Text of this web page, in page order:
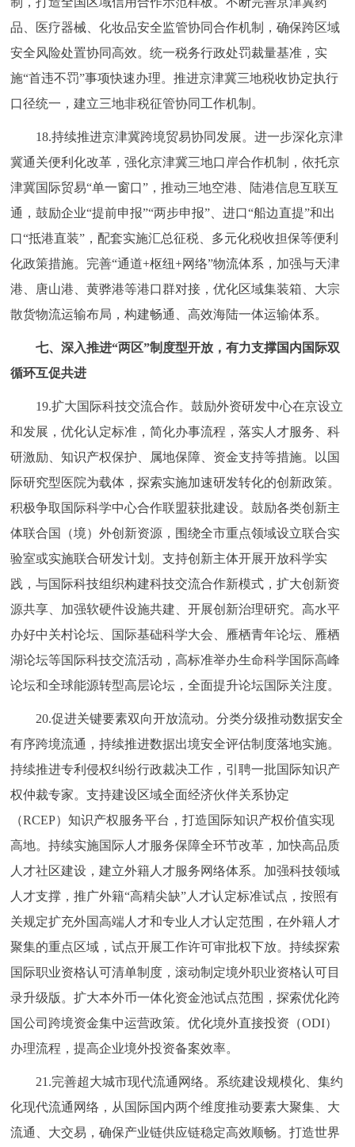
品、医疗器械、化妆品安全监管协同合作机制，确保跨区域
安全风险处置协同高效。统一税务行政处罚裁量基准，实
施“首违不罚”事项快速办理。推进京津冀三地税收协定执行
口径统一，建立三地非税征管协同工作机制。
18.持续推进京津冀跨境贸易协同发展。进一步深化京津
冀通关便利化改革，强化京津冀三地口岸合作机制，依托京
津冀国际贸易“单一窗口”，推动三地空港、陆港信息互联互
通，鼓励企业“提前申报”“两步申报”、进口“船边直提”和出
口“抵港直装”，配套实施汇总征税、多元化税收担保等便利
化政策措施。完善“通道+枢纽+网络”物流体系，加强与天津
港、唐山港、黄骅港等港口群对接，优化区域集装箱、大宗
散货物流运输布局，构建畅通、高效海陆一体运输体系。
七、深入推进“两区”制度型开放，有力支撑国内国际双
循环互促共进
19.扩大国际科技交流合作。鼓励外资研发中心在京设立
和发展，优化认定标准，简化办事流程，落实人才服务、科
研激励、知识产权保护、属地保障、资金支持等措施。以国
际研究型医院为载体，探索实施加速研发转化的创新政策。
积极争取国际科学中心合作联盟获批建设。鼓励各类创新主
体联合国（境）外创新资源，围绕全市重点领域设立联合实
验室或实施联合研发计划。支持创新主体开展开放科学实
践，与国际科技组织构建科技交流合作新模式，扩大创新资
源共享、加强软硬件设施共建、开展创新治理研究。高水平
办好中关村论坛、国际基础科学大会、雁栖青年论坛、雁栖
湖论坛等国际科技交流活动，高标准举办生命科学国际高峰
论坛和全球能源转型高层论坛，全面提升论坛国际关注度。
20.促进关键要素双向开放流动。分类分级推动数据安全
有序跨境流通，持续推进数据出境安全评估制度落地实施。
持续推进专利侵权纠纷行政裁决工作，引聘一批国际知识产
权仲裁专家。支持建设区域全面经济伙伴关系协定
（RCEP）知识产权服务平台，打造国际知识产权价值实现
高地。持续实施国际人才服务保障全环节改革，加快高品质
人才社区建设，建立外籍人才服务网络体系。加强科技领域
人才支撑，推广外籍“高精尖缺”人才认定标准试点，按照有
关规定扩充外国高端人才和专业人才认定范围，在外籍人才
聚集的重点区域，试点开展工作许可审批权下放。持续探索
国际职业资格认可清单制度，滚动制定境外职业资格认可目
录升级版。扩大本外币一体化资金池试点范围，探索优化跨
国公司跨境资金集中运营政策。优化境外直接投资（ODI）
办理流程，提高企业境外投资备案效率。
21.完善超大城市现代流通网络。系统建设规模化、集约
化现代流通网络，从国际国内两个维度推动要素大聚集、大
流通、大交易，确保产业链供应链稳定高效顺畅。打造世界